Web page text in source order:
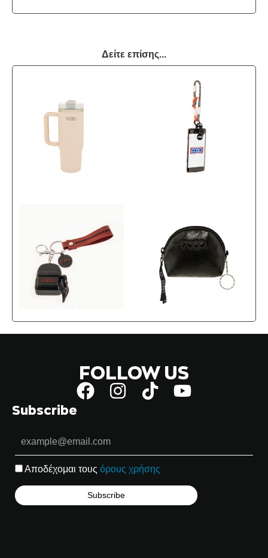
Δείτε επίσης...
FOLLOW US
Subscribe
Αποδέχομαι τους όρους χρήσης